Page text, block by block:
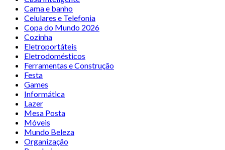
Cama e banho
Celulares e Telefonia
Copa do Mundo 2026
Cozinha
Eletroportáteis
Eletrodomésticos
Ferramentas e Construção
Festa
Games
Informática
Lazer
Mesa Posta
Móveis
Mundo Beleza
Organização